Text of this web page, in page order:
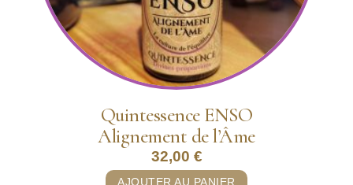
Quintessence ENSO
Alignement de l’Âme
32,00 €
AJOUTER AU PANIER